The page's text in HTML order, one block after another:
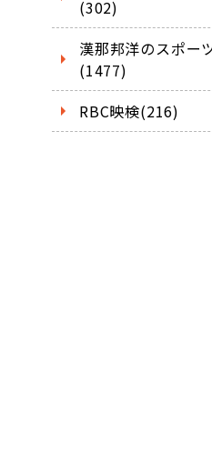
(302)
漢那邦洋のスポー
(1477)
RBC映検(216)